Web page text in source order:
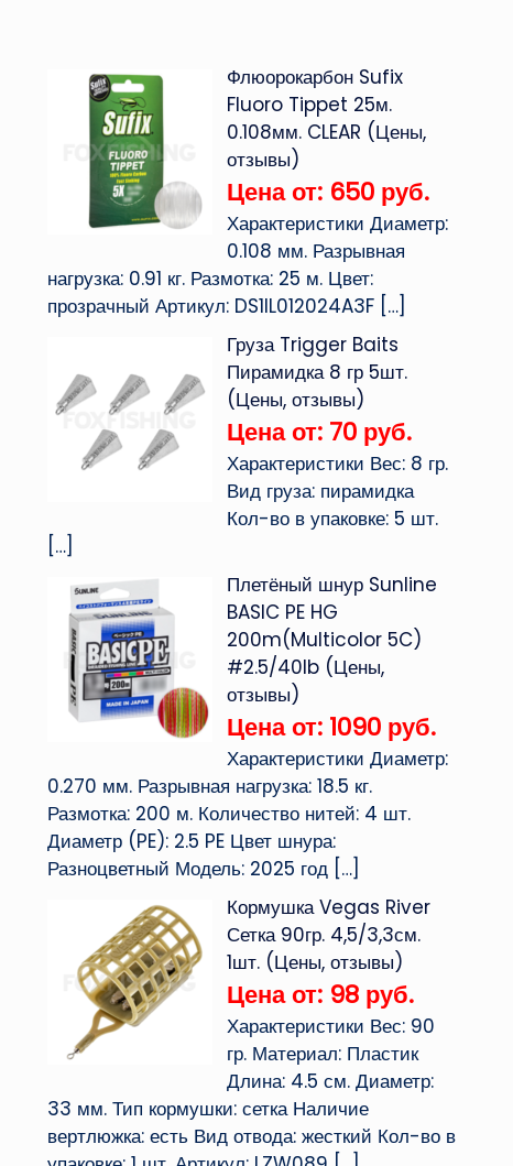
Флюорокарбон Sufix
Fluoro Tippet 25м.
0.108мм. CLEAR (Цены,
отзывы)
Цена от: 650 руб.
Характеристики Диаметр:
0.108 мм. Разрывная
нагрузка: 0.91 кг. Размотка: 25 м. Цвет:
прозрачный Артикул: DS1IL012024A3F[…]
Груза Trigger Baits
Пирамидка 8 гр 5шт.
(Цены, отзывы)
Цена от: 70 руб.
Характеристики Вес: 8 гр.
Вид груза: пирамидка
Кол-во в упаковке: 5 шт.
[…]
Плетёный шнур Sunline
BASIC PE HG
200m(Multicolor 5C)
#2.5/40lb (Цены,
отзывы)
Цена от: 1090 руб.
Характеристики Диаметр:
0.270 мм. Разрывная нагрузка: 18.5 кг.
Размотка: 200 м. Количество нитей: 4 шт.
Диаметр (PE): 2.5 PE Цвет шнура:
Разноцветный Модель: 2025 год[…]
Кормушка Vegas River
Сетка 90гр. 4,5/3,3см.
1шт. (Цены, отзывы)
Цена от: 98 руб.
Характеристики Вес: 90
гр. Материал: Пластик
Длина: 4.5 см. Диаметр:
33 мм. Тип кормушки: сетка Наличие
вертлюжка: есть Вид отвода: жесткий Кол-во в